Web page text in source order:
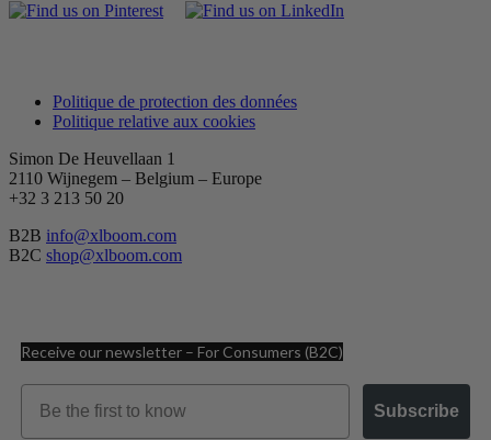
Politique de protection des données
Politique relative aux cookies
Simon De Heuvellaan 1
2110 Wijnegem – Belgium – Europe
+32 3 213 50 20
B2B info@xlboom.com
B2C shop@xlboom.com
Receive our newsletter – For Consumers (B2C)
Subscribe